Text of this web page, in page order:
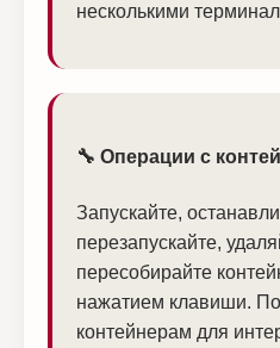
несколькими
🔧 Операции с
Запускайте,
перезапускайте,
пересобирайте
нажатием клавиши.
контейнерам для